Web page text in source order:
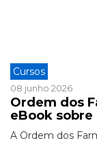
Cursos
08 junho 2026
Ordem dos
eBook sobre
A Ordem dos